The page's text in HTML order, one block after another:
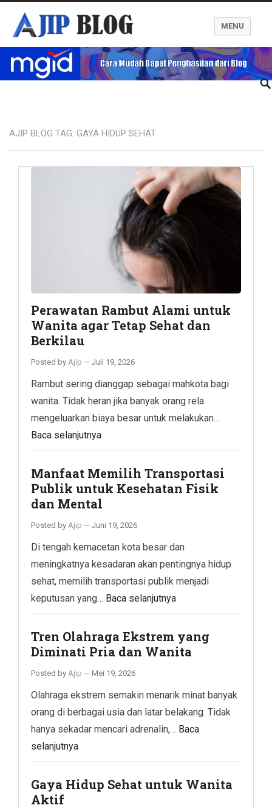
Ajip Blog
MENU
AJIP BLOG TAG: GAYA HIDUP SEHAT
Perawatan Rambut Alami untuk
Wanita agar Tetap Sehat dan
Berkilau
Posted by Ajip — Juli 19, 2026
Rambut sering dianggap sebagai mahkota bagi
wanita. Tidak heran jika banyak orang rela
mengeluarkan biaya besar untuk melakukan…
Baca selanjutnya
Manfaat Memilih Transportasi
Publik untuk Kesehatan Fisik
dan Mental
Posted by Ajip — Juni 19, 2026
Di tengah kemacetan kota besar dan
meningkatnya kesadaran akan pentingnya hidup
sehat, memilih transportasi publik menjadi
keputusan yang… Baca selanjutnya
Tren Olahraga Ekstrem yang
Diminati Pria dan Wanita
Posted by Ajip — Mei 19, 2026
Olahraga ekstrem semakin menarik minat banyak
orang di berbagai usia dan latar belakang. Tidak
hanya sekadar mencari adrenalin,… Baca
selanjutnya
Gaya Hidup Sehat untuk Wanita
Aktif